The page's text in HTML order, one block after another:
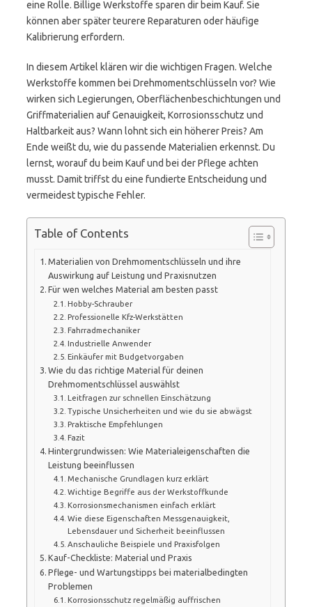
eine Rolle. Billige Werkstoffe sparen dir beim Kauf. Sie
können aber später teurere Reparaturen oder häufige
Kalibrierung erfordern.
In diesem Artikel klären wir die wichtigen Fragen. Welche
Werkstoffe kommen bei Drehmomentschlüsseln vor? Wie
wirken sich Legierungen, Oberflächenbeschichtungen und
Griffmaterialien auf Genauigkeit, Korrosionsschutz und
Haltbarkeit aus? Wann lohnt sich ein höherer Preis? Am
Ende weißt du, wie du passende Materialien erkennst. Du
lernst, worauf du beim Kauf und bei der Pflege achten
musst. Damit triffst du eine fundierte Entscheidung und
vermeidest typische Fehler.
Table of Contents
Materialien von Drehmomentschlüsseln und ihre
Auswirkung auf Leistung und Praxisnutzen
Für wen welches Material am besten passt
Hobby-Schrauber
Professionelle Kfz-Werkstätten
Fahrradmechaniker
Industrielle Anwender
Einkäufer mit Budgetvorgaben
Wie du das richtige Material für deinen
Drehmomentschlüssel auswählst
Leitfragen zur schnellen Einschätzung
Typische Unsicherheiten und wie du sie abwägst
Praktische Empfehlungen
Fazit
Hintergrundwissen: Wie Materialeigenschaften die
Leistung beeinflussen
Mechanische Grundlagen kurz erklärt
Wichtige Begriffe aus der Werkstoffkunde
Korrosionsmechanismen einfach erklärt
Wie diese Eigenschaften Messgenauigkeit,
Lebensdauer und Sicherheit beeinflussen
Anschauliche Beispiele und Praxisfolgen
Kauf-Checkliste: Material und Praxis
Pflege- und Wartungstipps bei materialbedingten
Problemen
Korrosionsschutz regelmäßig auffrischen